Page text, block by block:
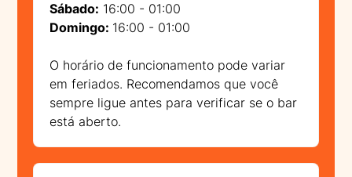
Sábado: 16:00 - 01:00
Domingo: 16:00 - 01:00
O horário de funcionamento pode variar
em feriados. Recomendamos que você
sempre ligue antes para verificar se o bar
está aberto.